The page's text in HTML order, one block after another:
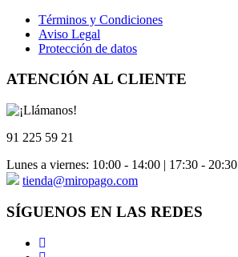
Términos y Condiciones
Aviso Legal
Protección de datos
ATENCIÓN AL CLIENTE
91 225 59 21
Lunes a viernes: 10:00 - 14:00 | 17:30 - 20:30
tienda@miropago.com
SÍGUENOS EN LAS REDES